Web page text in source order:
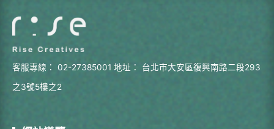
客服專線： 02-27385001 地址： 台北市大安區復興南路二段293
之3號5樓之2